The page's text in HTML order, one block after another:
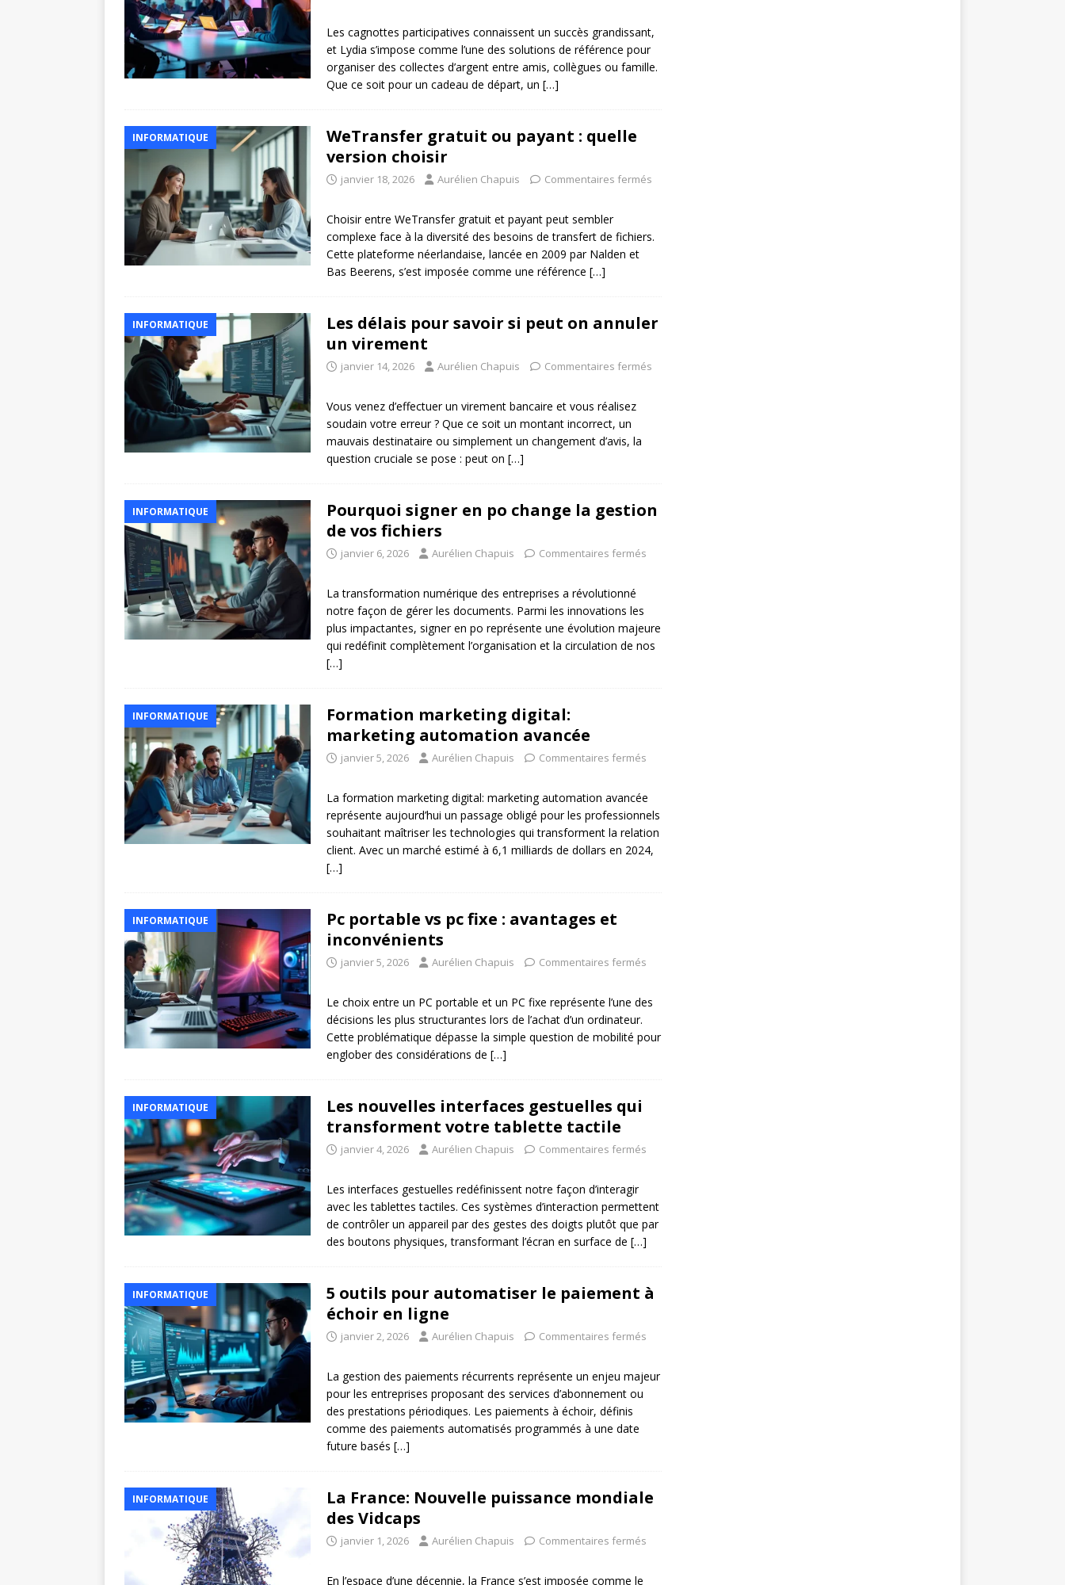
Les cagnottes participatives connaissent un succès grandissant,
et Lydia s’impose comme l’une des solutions de référence pour
organiser des collectes d’argent entre amis, collègues ou famille.
Que ce soit pour un cadeau de départ, un […]
INFORMATIQUE
WeTransfer gratuit ou payant : quelle
version choisir
janvier 18, 2026 Aurélien Chapuis Commentaires fermés
Choisir entre WeTransfer gratuit et payant peut sembler
complexe face à la diversité des besoins de transfert de fichiers.
Cette plateforme néerlandaise, lancée en 2009 par Nalden et
Bas Beerens, s’est imposée comme une référence […]
INFORMATIQUE
Les délais pour savoir si peut on annuler
un virement
janvier 14, 2026 Aurélien Chapuis Commentaires fermés
Vous venez d’effectuer un virement bancaire et vous réalisez
soudain votre erreur ? Que ce soit un montant incorrect, un
mauvais destinataire ou simplement un changement d’avis, la
question cruciale se pose : peut on […]
INFORMATIQUE
Pourquoi signer en po change la gestion
de vos fichiers
janvier 6, 2026 Aurélien Chapuis Commentaires fermés
La transformation numérique des entreprises a révolutionné
notre façon de gérer les documents. Parmi les innovations les
plus impactantes, signer en po représente une évolution majeure
qui redéfinit complètement l’organisation et la circulation de nos
[…]
INFORMATIQUE
Formation marketing digital:
marketing automation avancée
janvier 5, 2026 Aurélien Chapuis Commentaires fermés
La formation marketing digital: marketing automation avancée
représente aujourd’hui un passage obligé pour les professionnels
souhaitant maîtriser les technologies qui transforment la relation
client. Avec un marché estimé à 6,1 milliards de dollars en 2024,
[…]
INFORMATIQUE
Pc portable vs pc fixe : avantages et
inconvénients
janvier 5, 2026 Aurélien Chapuis Commentaires fermés
Le choix entre un PC portable et un PC fixe représente l’une des
décisions les plus structurantes lors de l’achat d’un ordinateur.
Cette problématique dépasse la simple question de mobilité pour
englober des considérations de […]
INFORMATIQUE
Les nouvelles interfaces gestuelles qui
transforment votre tablette tactile
janvier 4, 2026 Aurélien Chapuis Commentaires fermés
Les interfaces gestuelles redéfinissent notre façon d’interagir
avec les tablettes tactiles. Ces systèmes d’interaction permettent
de contrôler un appareil par des gestes des doigts plutôt que par
des boutons physiques, transformant l’écran en surface de […]
INFORMATIQUE
5 outils pour automatiser le paiement à
échoir en ligne
janvier 2, 2026 Aurélien Chapuis Commentaires fermés
La gestion des paiements récurrents représente un enjeu majeur
pour les entreprises proposant des services d’abonnement ou
des prestations périodiques. Les paiements à échoir, définis
comme des paiements automatisés programmés à une date
future basés […]
INFORMATIQUE
La France: Nouvelle puissance mondiale
des Vidcaps
janvier 1, 2026 Aurélien Chapuis Commentaires fermés
En l’espace d’une décennie, la France s’est imposée comme le